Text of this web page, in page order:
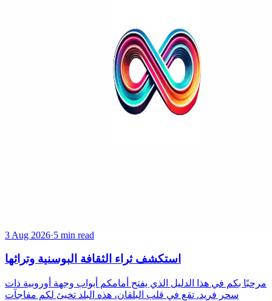
3 Aug 2026·5 min read
استكشف ثراء الثقافة البوسنية وتراثها
مرحبًا بكم في هذا الدليل الذي يفتح أمامكم أبواب وجهة أوروبية ذات
سحر فريد. تقع في قلب البلقان، هذه البلد تخبئ لكم مفاجآت